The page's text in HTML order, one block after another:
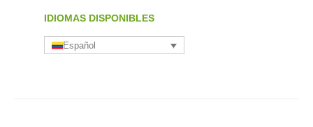
IDIOMAS DISPONIBLES
Español